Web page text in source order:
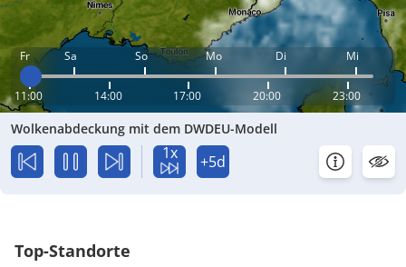
Fr Sa So Mo Di Mi
11:00 14:00 17:00 20:00 23:00
Wolkenabdeckung mit dem DWDEU-Modell
1x +5d
Top-Standorte